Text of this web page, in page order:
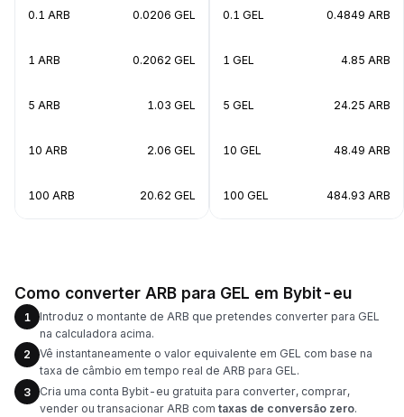
0.1 ARB 0.0206 GEL
1 ARB 0.2062 GEL
5 ARB 1.03 GEL
10 ARB 2.06 GEL
100 ARB 20.62 GEL
0.1 GEL 0.4849 ARB
1 GEL 4.85 ARB
5 GEL 24.25 ARB
10 GEL 48.49 ARB
100 GEL 484.93 ARB
Como converter ARB para GEL em Bybit-eu
1
Introduz o montante de ARB que pretendes converter para GEL
na calculadora acima.
2
Vê instantaneamente o valor equivalente em GEL com base na
taxa de câmbio em tempo real de ARB para GEL.
3
Cria uma conta Bybit-eu gratuita para converter, comprar,
vender ou transacionar ARB com taxas de conversão zero.